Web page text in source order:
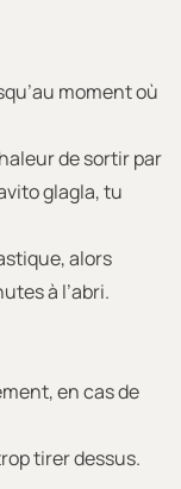
moment où
de sortir par
glagla, tu
alors
à l’abri.
en cas de
tirer dessus.